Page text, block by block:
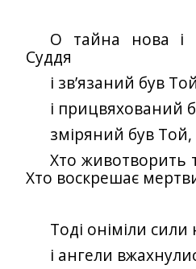
О тайна нова і
Суддя
і зв’язаний був
і прицвяхований
зміряний був Той,
Хто животворить
Хто воскрешає
Тоді оніміли сили
і ангели